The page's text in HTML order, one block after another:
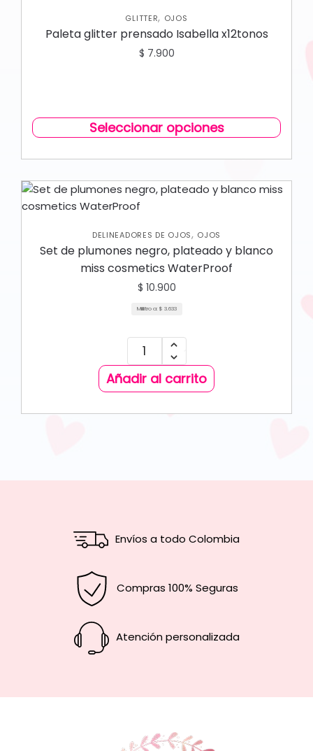
GLITTER, OJOS
Paleta glitter prensado Isabella x12tonos
$ 7.900
Seleccionar opciones
DELINEADORES DE OJOS, OJOS
Set de plumones negro, plateado y blanco
miss cosmetics WaterProof
$ 10.900
Mililitro a: $ 3.633
Añadir al carrito
Envíos a todo Colombia
Compras 100% Seguras
Atención personalizada